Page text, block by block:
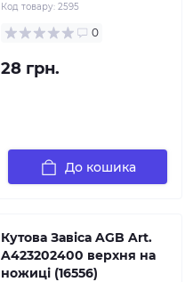
Код товару: 2595
0
28 грн.
До кошика
Кутова Завіса AGB Art.
A423202400 верхня на
ножиці (16556)